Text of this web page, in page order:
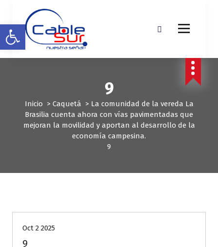
Abrir barra de herramientas
l
a
r
9
Inicio > Caquetá > La comunidad de la vereda La
Brasilia cuenta ahora con vías pavimentadas que
mejoran la movilidad y aportan al desarrollo de la
economía campesina.
9
Oct 2 2025
9